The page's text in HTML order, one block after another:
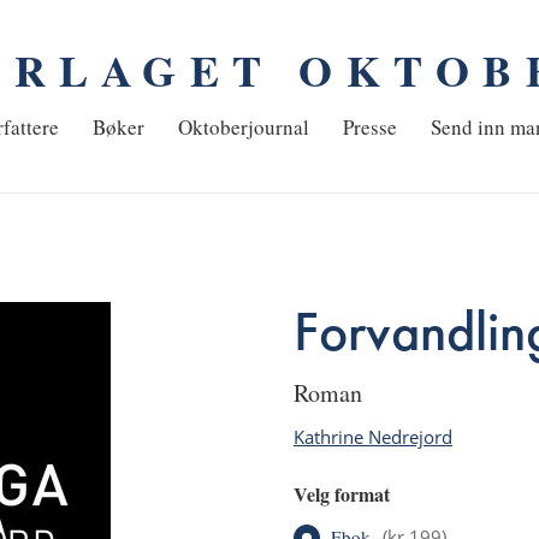
Bøker Oktoberjournal Presse Send inn
roman
Kathrine Nedrejord
Velg format